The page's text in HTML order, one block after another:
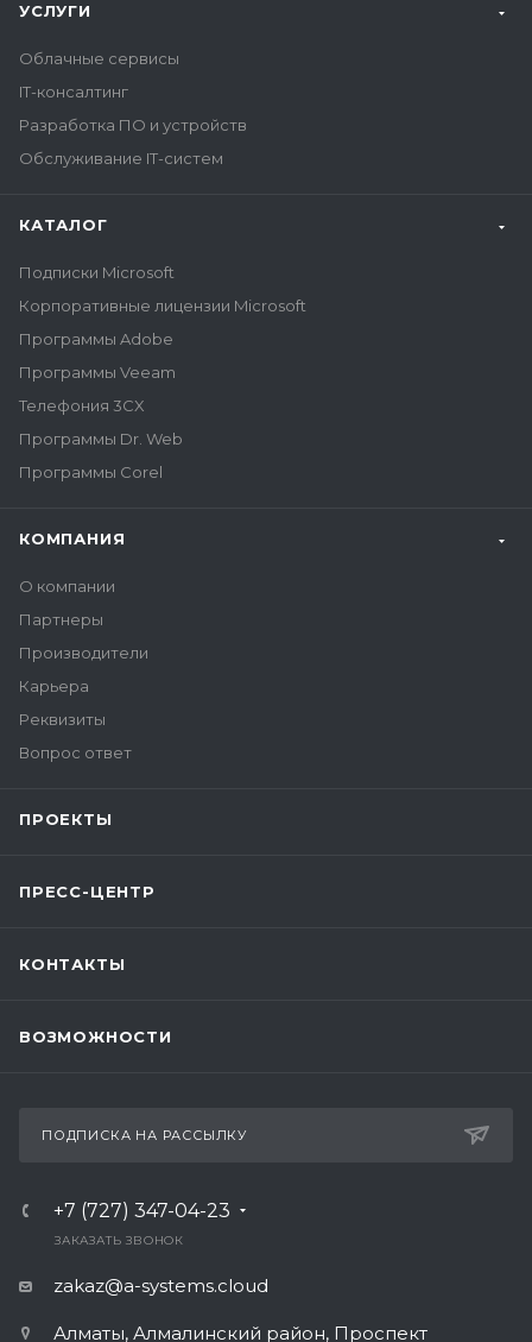
УСЛУГИ
Облачные сервисы
IT-консалтинг
Разработка ПО и устройств
Обслуживание IT-систем
КАТАЛОГ
Подписки Microsoft
Корпоративные лицензии Microsoft
Программы Adobe
Программы Veeam
Телефония 3CX
Программы Dr. Web
Программы Corel
КОМПАНИЯ
О компании
Партнеры
Производители
Карьера
Реквизиты
Вопрос ответ
ПРОЕКТЫ
ПРЕСС-ЦЕНТР
КОНТАКТЫ
ВОЗМОЖНОСТИ
ПОДПИСКА НА РАССЫЛКУ
+7 (727) 347-04-23
ЗАКАЗАТЬ ЗВОНОК
zakaz@a-systems.cloud
Алматы, ​Алмалинский район, Проспект